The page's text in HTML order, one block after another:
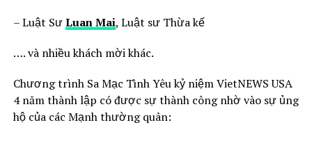
– Luật SưLuan Mai, Luật sư Thừa kế
…. và nhiều khách mời khác.
Chương trình Sa Mạc Tình Yêu kỷ niệm VietNEWS USA
4 năm thành lập có được sự thành công nhờ vào sự ủng
hộ của các Mạnh thường quân: